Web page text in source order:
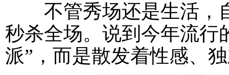
不管秀场还是生活，
秒杀全场。说到今年流行
派”，而是散发着性感、